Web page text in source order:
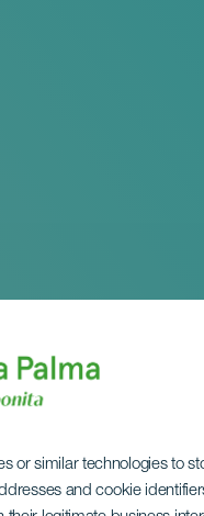
or similar technologies to
and cookie